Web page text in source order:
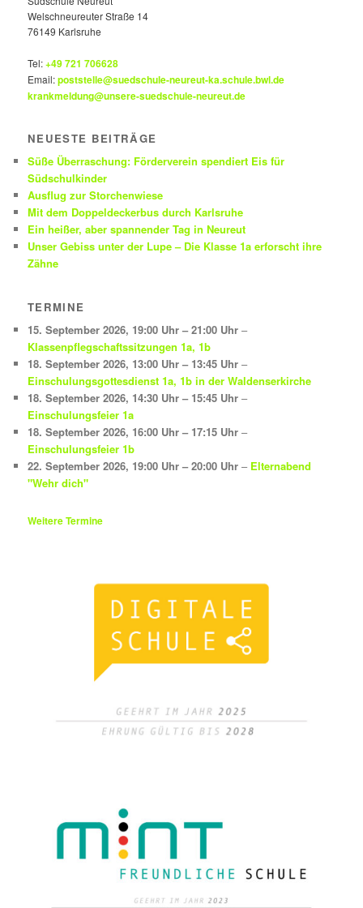
Welschneureuter Straße 14
76149 Karlsruhe
Tel:+49 721 706628
Email:poststelle@suedschule-neureut-ka.schule.bwl.de
krankmeldung@unsere-suedschule-neureut.de
NEUESTE BEITRÄGE
Süße Überraschung: Förderverein spendiert Eis für
Südschulkinder
Ausflug zur Storchenwiese
Mit dem Doppeldeckerbus durch Karlsruhe
Ein heißer, aber spannender Tag in Neureut
Unser Gebiss unter der Lupe – Die Klasse 1a erforscht ihre
Zähne
TERMINE
15. September 2026, 19:00 Uhr – 21:00 Uhr –
Klassenpflegschaftssitzungen 1a, 1b
18. September 2026, 13:00 Uhr – 13:45 Uhr –
Einschulungsgottesdienst 1a, 1b in der Waldenserkirche
18. September 2026, 14:30 Uhr – 15:45 Uhr –
Einschulungsfeier 1a
18. September 2026, 16:00 Uhr – 17:15 Uhr –
Einschulungsfeier 1b
22. September 2026, 19:00 Uhr – 20:00 Uhr – Elternabend
"Wehr dich"
Weitere Termine